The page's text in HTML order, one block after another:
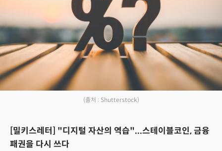
(출처 : Shutterstock)
[밀키스레터] "디지털 자산의 역습"...스테이블코인, 금융
패권을 다시 쓰다